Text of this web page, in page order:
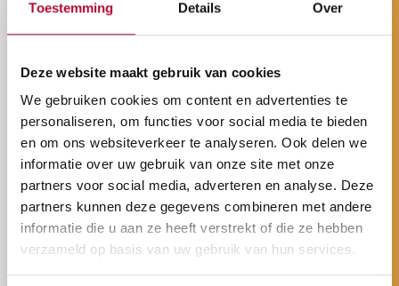
Toestemming Details Over
Deze website maakt gebruik van cookies
We gebruiken cookies om content en advertenties te
personaliseren, om functies voor social media te bieden
en om ons websiteverkeer te analyseren. Ook delen we
informatie over uw gebruik van onze site met onze
partners voor social media, adverteren en analyse. Deze
partners kunnen deze gegevens combineren met andere
informatie die u aan ze heeft verstrekt of die ze hebben
verzameld op basis van uw gebruik van hun services.
ventilatiesysteem voor een openbaar zwembad, een
sanitair beroep doen op ons. Denk bijvoorbeeld aan het
inrichten van kleedkamers voor een zwembad of een
school of het afwerken van de toiletten bij een
museum.
Eén aanspreekpunt, ook voor
sanitair
Bij Installatiebedrijf Verheyden vinden we het heel
belangrijk dat u één aanspreekpunt heeft gedurende